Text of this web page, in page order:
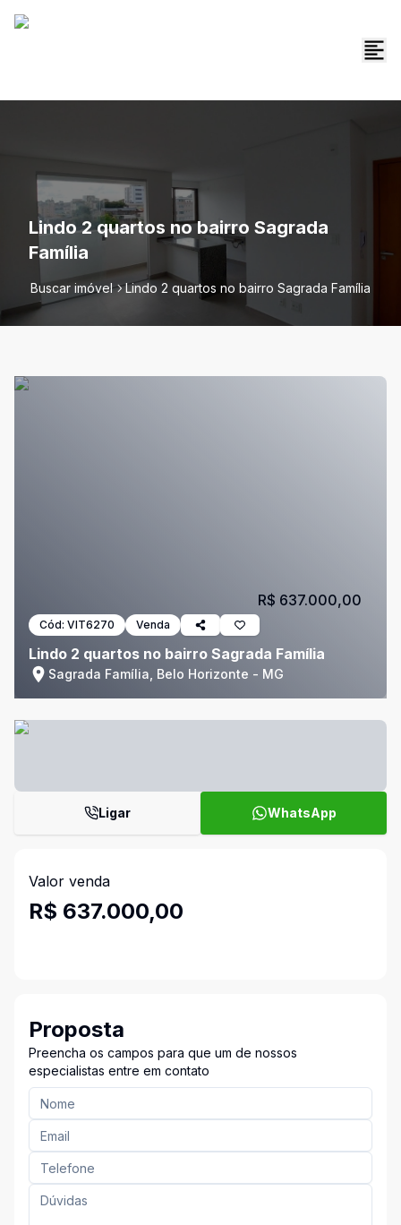
Lindo 2 quartos no bairro Sagrada
Família
Buscar imóvel Lindo 2 quartos no bairro Sagrada Família
Cód: VIT6270 Venda
Lindo 2 quartos no bairro Sagrada Família
Sagrada Família, Belo Horizonte - MG
R$ 637.000,00
Ligar WhatsApp
Valor venda
R$ 637.000,00
Proposta
Preencha os campos para que um de nossos
especialistas entre em contato